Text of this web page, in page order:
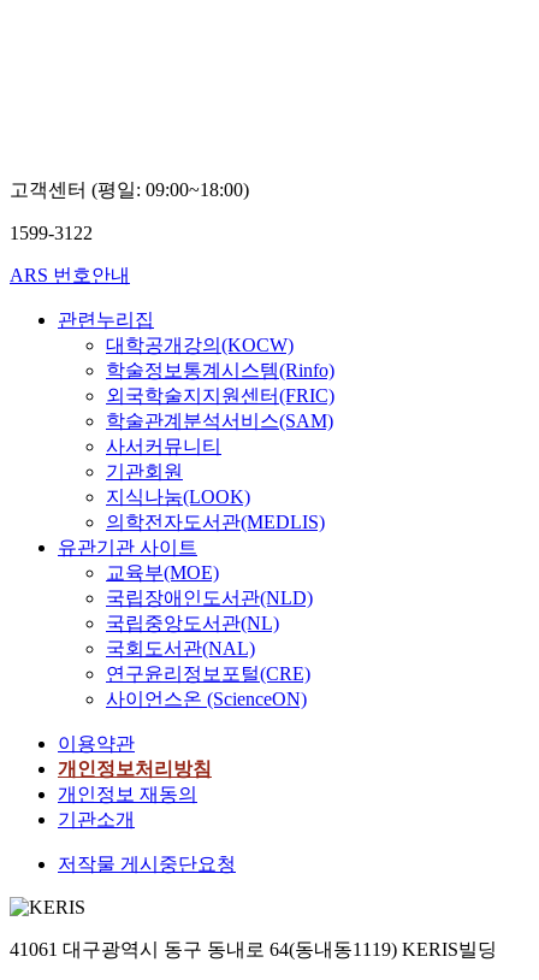
고객센터 (평일: 09:00~18:00)
1599-3122
ARS 번호안내
관련누리집
대학공개강의(KOCW)
학술정보통계시스템(Rinfo)
외국학술지지원센터(FRIC)
학술관계분석서비스(SAM)
사서커뮤니티
기관회원
지식나눔(LOOK)
의학전자도서관(MEDLIS)
유관기관 사이트
교육부(MOE)
국립장애인도서관(NLD)
국립중앙도서관(NL)
국회도서관(NAL)
연구윤리정보포털(CRE)
사이언스온 (ScienceON)
이용약관
개인정보처리방침
개인정보 재동의
기관소개
저작물 게시중단요청
41061 대구광역시 동구 동내로 64(동내동1119) KERIS빌딩